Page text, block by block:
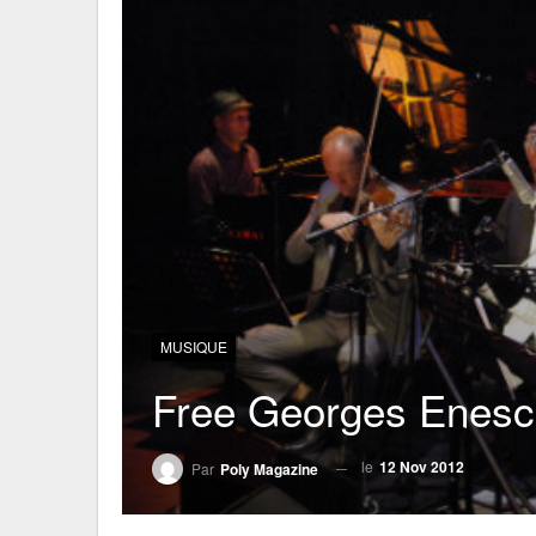
MUSIQUE
Free Georges
Par Poly Magazine le 12 Nov 2012